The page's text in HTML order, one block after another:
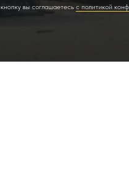
вы соглашаетесь с политикой